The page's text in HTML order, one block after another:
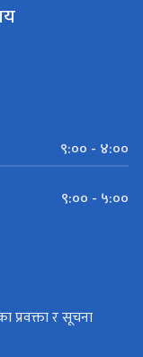
९:०० - ४:००
९:०० - ५:००
प्रवक्ता र सूचना